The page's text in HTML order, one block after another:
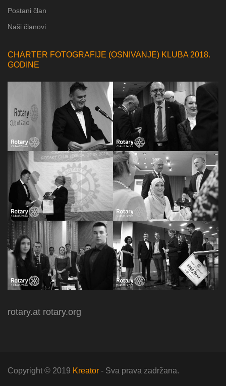
Postani član
Naši članovi
CHARTER FOTOGRAFIJE (OSNIVANJE) KLUBA 2018.
GODINE
rotary.at rotary.org
Copyright © 2019 Kreator - Sva prava zadržana.